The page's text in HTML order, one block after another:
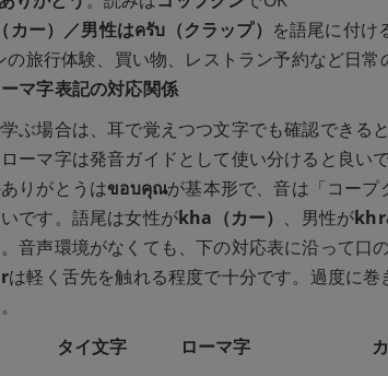
カー）／男性はครับ（クラップ） を語尾に付け
の旅行体験、買い物、レストラン予約など日常
マ字表記の対応関係
ぶ場合は、耳で覚えつつ文字でも確認できる
ーマ字は発音ガイドとして使い分けると良い
りがとうはขอบคุณが基本形で、音は「コー
です。語尾は女性がkha（カー） 、男性が
音声環境がなくても、下の対応表に沿って口
rは軽く舌先を触れる程度で十分です。過度に
タイ文字 ローマ字